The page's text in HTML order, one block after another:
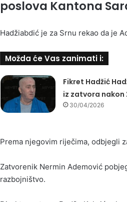
poslova Kantona
Hadžiabdić je za Srnu rekao da je
Možda će Vas zanimati i:
Fikret Hadžić
iz zatvora nakon
30/04/2026
Prema njegovim riječima, odbjegli
Zatvorenik Nermin Ademović
razbojništvo.